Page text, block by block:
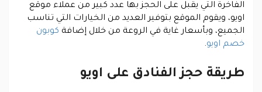
الفاخرة التي يقبل على الحجز بها عدد كبير من عملاء موقع
اويو، ويقوم الموقع بتوفير العديد من الخيارات التي تناسب
الجميع، وبأسعار غاية في الروعة من خلال إضافة كوبون
خصم اويو.
طريقة حجز الفنادق على اويو